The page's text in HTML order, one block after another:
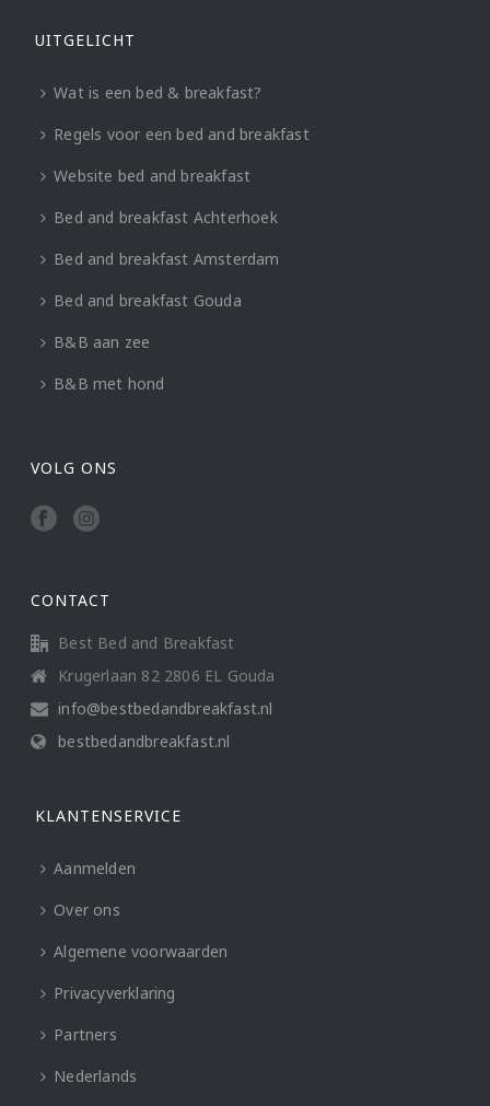
UITGELICHT
Wat is een bed & breakfast?
Regels voor een bed and breakfast
Website bed and breakfast
Bed and breakfast Achterhoek
Bed and breakfast Amsterdam
Bed and breakfast Gouda
B&B aan zee
B&B met hond
VOLG ONS
CONTACT
Best Bed and Breakfast
Krugerlaan 82 2806 EL Gouda
info@bestbedandbreakfast.nl
bestbedandbreakfast.nl
KLANTENSERVICE
Aanmelden
Over ons
Algemene voorwaarden
Privacyverklaring
Partners
Nederlands